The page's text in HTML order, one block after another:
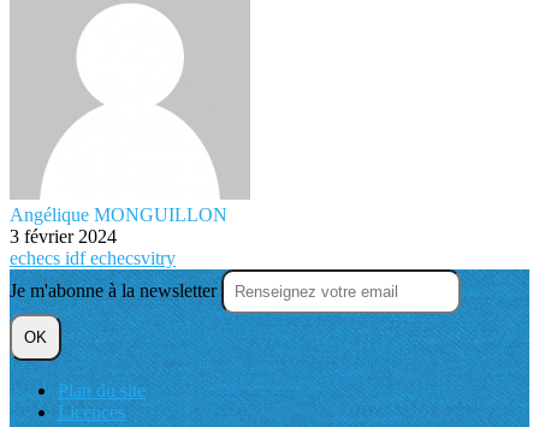
Angélique MONGUILLON
3 février 2024
echecs idfechecsvitry
Je m'abonne à la newsletter
OK
Plan du site
Licences